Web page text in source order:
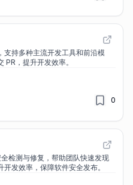
支持多种主流开发工具和前沿模
PR，提升开发效率。
0
检测与修复，帮助团队快速发现
发效率，保障软件安全发布。